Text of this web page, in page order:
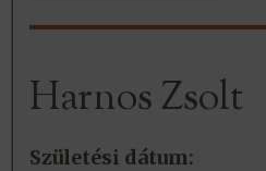
Harnos Zsolt
Születési dátum: